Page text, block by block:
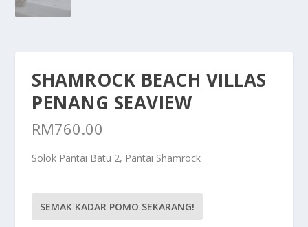
SHAMROCK BEACH VILLAS
PENANG SEAVIEW
RM760.00
Solok Pantai Batu 2, Pantai Shamrock
SEMAK KADAR POMO SEKARANG!